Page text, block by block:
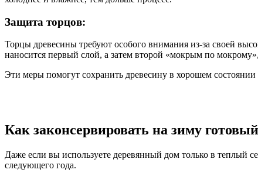
Защита торцов:
Торцы древесины требуют особого внимания из-за своей
наносится первый слой, а затем второй «мокрым по
Эти меры помогут сохранить древесину в хорошем состоянии
Как законсервировать на зиму
Даже если вы используете деревянный дом только в теплый
следующего года.